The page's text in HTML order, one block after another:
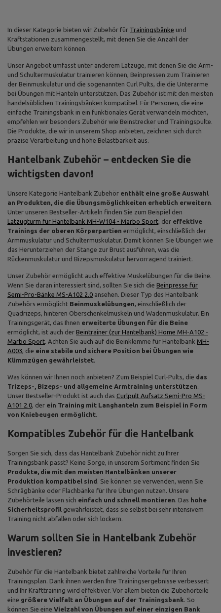
In dieser Kategorie bieten wir Zubehör für Trainingsbänke und
Kraftstationen zusammengestellt, mit denen Sie die Anzahl der
Übungen erweitern können.
Unser Angebot umfasst unter anderem Latzüge, mit denen Sie die Arm-
und Schultermuskulatur trainieren können, Beinpressen zum Trainieren
der Beinmuskulatur und die sogenannten Curl Pults, die die Unterarme
bei Übungen mit Hanteln unterstützen. Das Zubehör ist mit den meisten
handelsüblichen Trainingsbänken kompatibel. Für Personen, die eine
einfache Trainingsbank in ein funktionales Gerät verwandeln möchten,
empfehlen wir besonders Zubehör wie Beinstrecker und Trainingspulte.
Die Produkte, die wir in unserem Shop anbieten, zeichnen sich durch
präzise Verarbeitung und hohe Belastbarkeit aus.
Hantelbank Zubehör – entdecken Sie die
wichtigsten davon!
Unsere Kategorie Hantelbank Zubehör enthält eine große Auswahl
an Produkten, die die Übungsmöglichkeiten erheblich erweitern.
Unter unseren Bestseller-Artikeln finden Sie zum Beispiel den
Latzugturm für Hantelbank MH-W104 - Marbo Sport, der effektive
Trainings der oberen Körperpartien ermöglicht, einschließlich der
Armmuskulatur und Schultermuskulatur. Damit können Sie Übungen wie
das Herunterziehen der Stange zur Brust ausführen, was die
Rückenmuskulatur und Bizepsmuskulatur hervorragend trainiert.
Unser Zubehör ermöglicht auch effektive Muskelübungen für die Beine.
Wenn Sie daran interessiert sind, sollten Sie sich die Beinpresse für
Semi-Pro-Bänke MS-A102 2.0 ansehen. Dieser Typ des Hantelbank
Zubehörs ermöglicht Beinmuskelübungen, einschließlich der
Quadrizeps, hinteren Oberschenkelmuskeln und Wadenmuskulatur. Ein
Trainingsgerät, das Ihnen erweiterte Übungen für die Beine
ermöglicht, ist auch der Beintrainer (zur Hantelbank) Home MH-A102 -
Marbo Sport. Achten Sie auch auf die Beinklemme für Hantelbank MH-
A003, die eine stabile und sichere Position bei Übungen wie
Klimmzügen gewährleistet.
Was können wir Ihnen noch anbieten? Zum Beispiel Curl-Pults, die das
Trizeps-, Bizeps- und allgemeine Armtraining unterstützen.
Unser Bestseller-Produkt ist auch das Curlpult Aufsatz Semi-Pro MS-
A101 2.0, der ein Training mit Langhanteln zum Beispiel in Form
von Kniebeugen ermöglicht.
Kompatibles Zubehör für die Hantelbank
Sorgen Sie sich, dass das Hantelbank Zubehör nicht zu Ihrer
Trainingsbank passt? Keine Sorge, in unserem Sortiment finden Sie
Produkte, die mit den meisten Hantelbänken unserer
Produktion kompatibel sind . Sie können sie verwenden, wenn Sie
Schrägbänke oder Flachbänke für Ihre Übungen nutzen. Unsere
Zubehörteile lassen sich einfach und schnell montieren. Das hohe
Sicherheitsprofil gewährleistet, dass sie selbst bei sehr intensivem
Training nicht abfallen oder sich lockern.
Warum sollten Sie in Hantelbank Zubehör
investieren?
Zubehör für die Hantelbank bietet zahlreiche Vorteile für Ihren
Trainingsplan. Dank ihnen werden Ihre Trainingsergebnisse verbessert
und Ihr Krafttraining wird effektiver. Vor allem bieten die Zubehörteile
eine größere Vielfalt an Übungen auf der Trainingsbank. So
können Sie eine Vielzahl von Übungen auf einer einzigen Bank